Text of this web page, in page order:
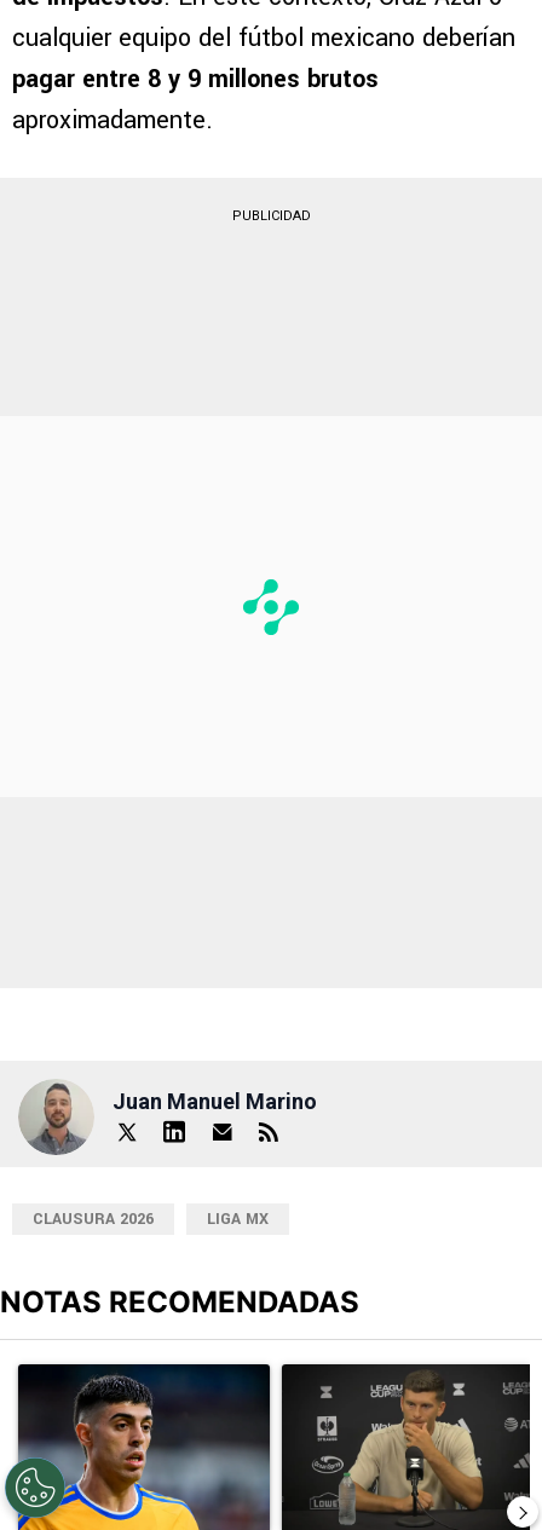
cualquier equipo del fútbol mexicano deberían
pagar entre 8 y 9 millones brutos
aproximadamente.
PUBLICIDAD
Juan Manuel Marino
CLAUSURA 2026 LIGA MX
NOTAS RECOMENDADAS
Un artículo de tendencia con el título "Luz verde de Juan
Un artículo de tendencia con